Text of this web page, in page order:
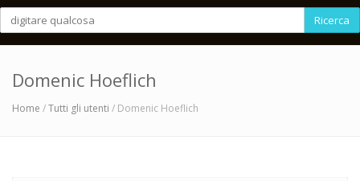
Ricerca
Domenic Hoeflich
Home /Tutti gli utenti / Domenic Hoeflich